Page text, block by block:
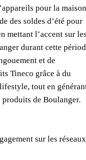
pour la
des soldes d’été pour
mettant l’accent sur
durant cette
et de
Tineco grâce à du
tout en
de Boulanger.
sur les réseaux